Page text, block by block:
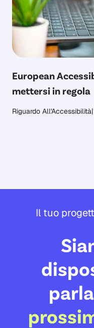
European
mettersi in regola
Riguardo All'Accessibilità|
Il tuo